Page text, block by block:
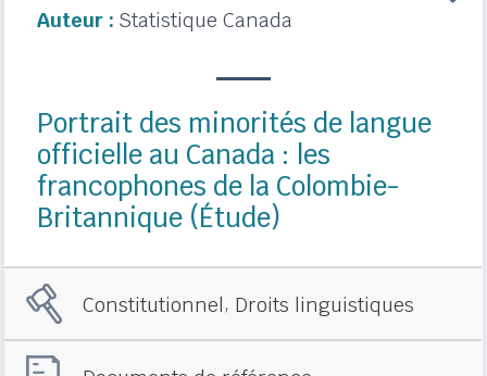
Auteur : Statistique Canada
Portrait des minorités de langue
officielle au Canada : les
francophones de la Colombie-
Britannique (Étude)
Constitutionnel, Droits linguistiques